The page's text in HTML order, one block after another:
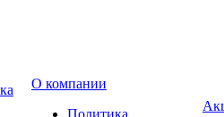
О компании
Политика